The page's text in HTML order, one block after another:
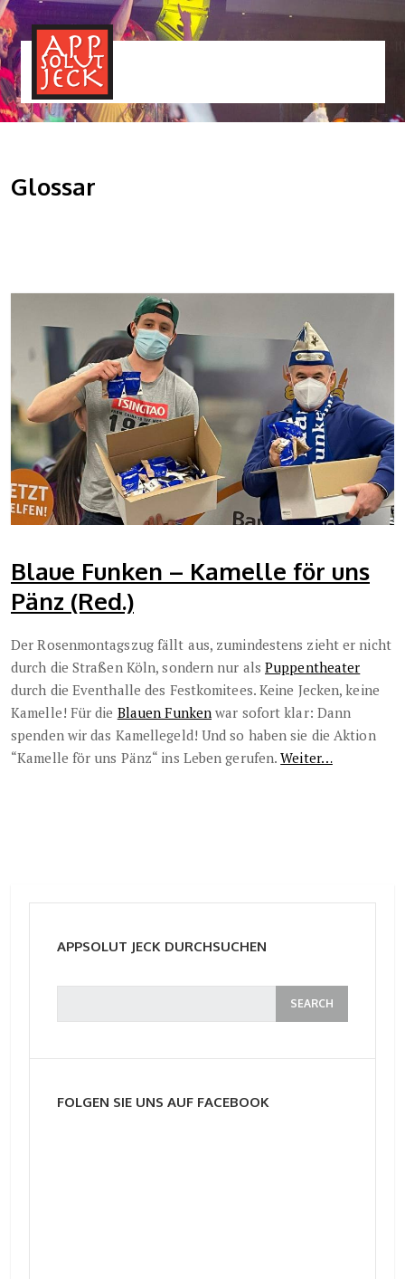
Glossar
Blaue Funken – Kamelle för uns
Pänz (Red.)
Der Rosenmontagszug fällt aus, zumindestens zieht er nicht
durch die Straßen Köln, sondern nur alsPuppentheater
durch die Eventhalle des Festkomitees. Keine Jecken, keine
Kamelle! Für die Blauen Funken war sofort klar: Dann
spenden wir das Kamellegeld! Und so haben sie die Aktion
“Kamelle för uns Pänz“ ins Leben gerufen.Weiter…
APPSOLUT JECK DURCHSUCHEN
FOLGEN SIE UNS AUF FACEBOOK